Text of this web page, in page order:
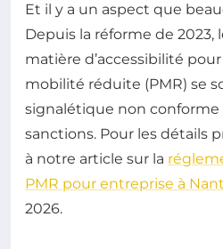
Et il y a un aspect que
Depuis la réforme de 2023,
matière d’accessibilité
mobilité réduite (PMR) se
signalétique non
sanctions. Pour les détails
à notre article sur la
PMR pour entreprise à
2026.